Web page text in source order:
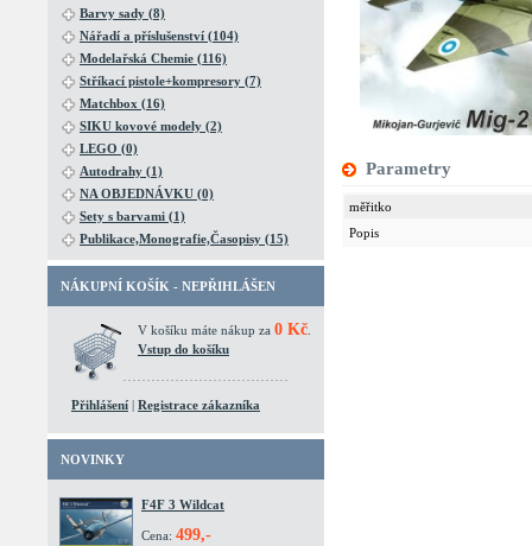
Barvy sady (8)
Nářadí a příslušenství (104)
Modelařská Chemie (116)
Stříkací pistole+kompresory (7)
Matchbox (16)
SIKU kovové modely (2)
LEGO (0)
Autodrahy (1)
NA OBJEDNÁVKU (0)
Sety s barvami (1)
Publikace,Monografie,Časopisy (15)
NÁKUPNÍ KOŠÍK - NEPŘIHLÁŠEN
V košíku máte nákup za 0 Kč
Vstup do košíku
Přihlášení | Registrace zákazníka
NOVINKY
F4F 3 Wildcat
Cena: 499,-
Parametry
měřitko
Popis